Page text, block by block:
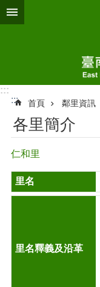
跳到主要內容區塊
:::
:::
首頁 鄰里資訊
各里簡介
仁和里